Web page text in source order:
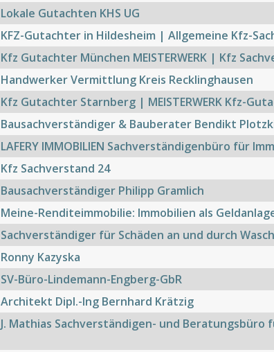
Lokale Gutachten KHS UG
KFZ-Gutachter in Hildesheim | Allgemeine Kfz-
Kfz Gutachter München MEISTERWERK | Kfz
Handwerker Vermittlung Kreis Recklinghausen
Kfz Gutachter Starnberg | MEISTERWERK Kfz-
Bausachverständiger & Bauberater Bendikt
LAFERY IMMOBILIEN Sachverständigenbüro für
Kfz Sachverstand 24
Bausachverständiger Philipp Gramlich
Meine-Renditeimmobilie: Immobilien als
Sachverständiger für Schäden an und durch
Ronny Kazyska
SV-Büro-Lindemann-Engberg-GbR
Architekt Dipl.-Ing Bernhard Krätzig
J. Mathias Sachverständigen- und Beratungsbüro